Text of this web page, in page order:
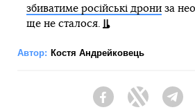
збиватиме російські дрониза
ще не сталося.
Автор: Костя Андрейковець
FacebookTwitter